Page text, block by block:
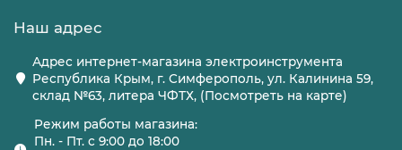
Наш адрес
Адрес интернет-магазина электроинструмента
Республика Крым, г. Симферополь, ул. Калинина 59,
склад №63, литера ЧФТХ, (Посмотреть на карте)
Режим работы магазина:
Пн. - Пт. с 9:00 до 18:00